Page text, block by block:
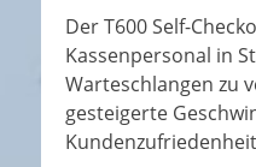
Der T600 Self-
Kassenpersonal in
Warteschlangen zu
gesteigerte